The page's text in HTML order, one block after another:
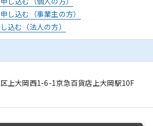
し込む（事業主の方）
込む（法人の方）
上大岡西1-6-1京急百貨店上大岡駅10F